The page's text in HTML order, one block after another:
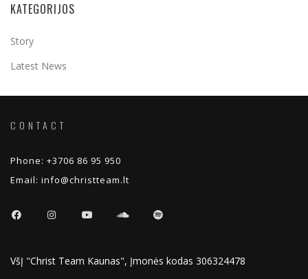
KATEGORIJOS
Story
Latest News
CONTACT
Phone: +3706 86 95 950
Email: info@christteam.lt
VšĮ "Christ Team Kaunas", Įmonės kodas 306324478